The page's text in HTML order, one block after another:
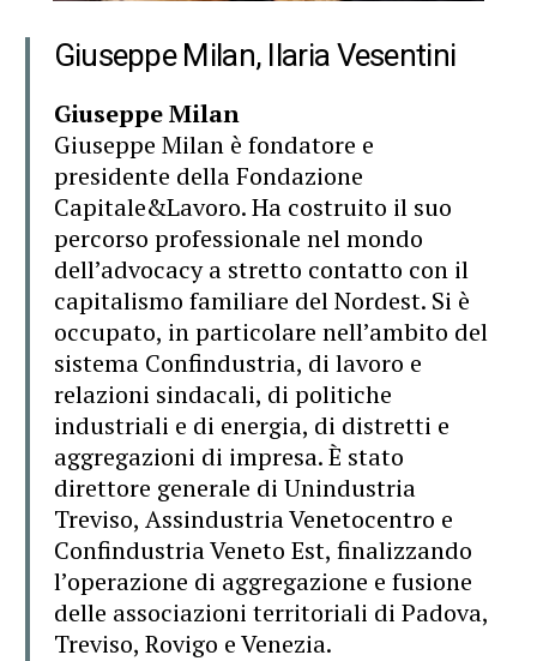
Giuseppe Milan, Ilaria Vesentini
Giuseppe Milan
Giuseppe Milan è fondatore e
presidente della Fondazione
Capitale&Lavoro. Ha costruito il suo
percorso professionale nel mondo
dell’advocacy a stretto contatto con il
capitalismo familiare del Nordest. Si è
occupato, in particolare nell’ambito del
sistema Confindustria, di lavoro e
relazioni sindacali, di politiche
industriali e di energia, di distretti e
aggregazioni di impresa. È stato
direttore generale di Unindustria
Treviso, Assindustria Venetocentro e
Confindustria Veneto Est, finalizzando
l’operazione di aggregazione e fusione
delle associazioni territoriali di Padova,
Treviso, Rovigo e Venezia.